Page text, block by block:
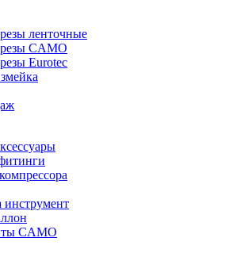
ленточные
CAMO
Eurotec
инструмент
CAMO